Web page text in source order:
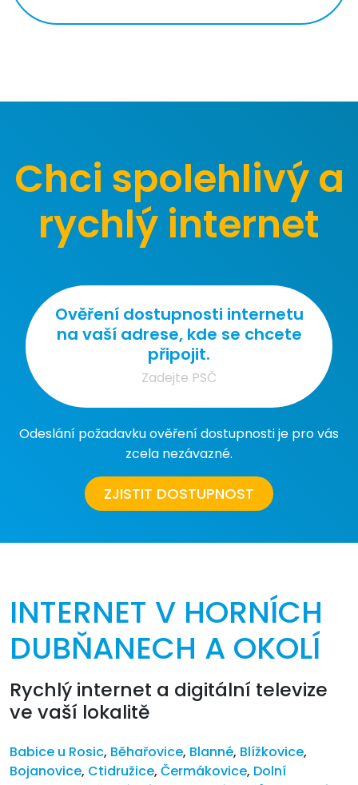
Chci spolehlivý a
rychlý internet
Ověření dostupnosti internetu
na vaší adrese, kde se chcete
připojit.
Odeslání požadavku ověření dostupnosti je pro vás
zcela nezávazné.
ZJISTIT DOSTUPNOST
INTERNET V HORNÍCH
DUBŇANECH A OKOLÍ
Rychlý internet a digitální televize
ve vaší lokalitě
Babice u Rosic, Běhařovice, Blanné, Blížkovice,
Bojanovice, Ctidružice, Čermákovice, Dolní